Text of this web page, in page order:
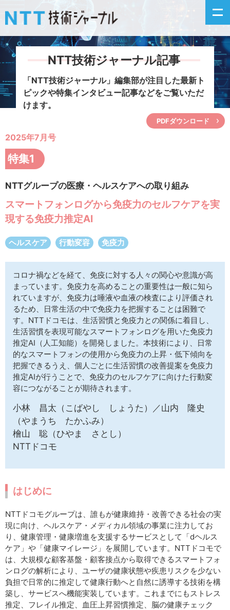
新着情報
イベントカレンダー
問い合わせ
NTT技術ジャーナル記事
「NTT技術ジャーナル」編集部が注目した最新ト
ピックや特集インタビュー記事などをご覧いただ
けます。
PDFダウンロード
2025年7月号
特集1
NTTグループの医療・ヘルスケアへの取り組み
スマートフォンログから免疫力のセルフケアを実
現する免疫力推定AI
ヘルスケア 行動変容 免疫力
コロナ禍などを経て、免疫に対する人々の関心や意識が高
まっています。免疫力を高めることの重要性は一般に知ら
れていますが、免疫力は唾液や血液の検査により評価され
るため、日常生活の中で免疫力を把握することは困難で
す。NTTドコモは、生活習慣と免疫力との関係に着目し、
生活習慣を表現可能なスマートフォンログを用いた免疫力
推定AI（人工知能）を開発しました。本技術により、日常
的なスマートフォンの使用から免疫力の上昇・低下傾向を
把握できるうえ、個人ごとに生活習慣の改善提案を免疫力
推定AIが行うことで、免疫力のセルフケアに向けた行動変
容につながることが期待されます。
小林 昌太（こばやし しょうた）／山内 隆史
（やまうち たかふみ）
檜山 聡（ひやま さとし）
NTTドコモ
はじめに
NTTドコモグループは、誰もが健康維持・改善できる社会の実
現に向け、ヘルスケア・メディカル領域の事業に注力してお
り、健康管理・健康増進を支援するサービスとして「dヘルス
ケア」や「健康マイレージ」を展開しています。NTTドコモで
は、大規模な顧客基盤・顧客接点から取得できるスマートフォ
ンログの解析により、ユーザの健康状態や疾患リスクを少ない
負担で日常的に推定して健康行動へと自然に誘導する技術を構
築し、サービスへ機能実装しています。これまでにもストレス
推定、フレイル推定、血圧上昇習慣推定、脳の健康チェック